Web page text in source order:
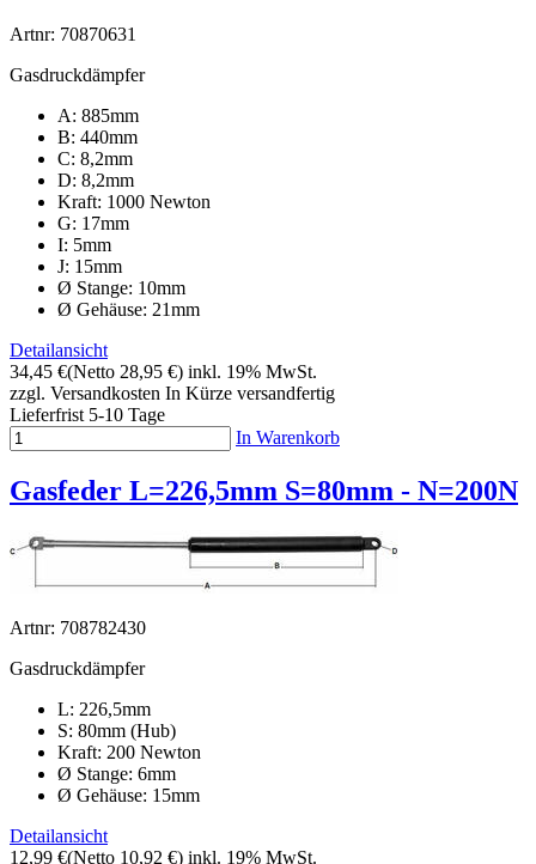
Artnr: 70870631
Gasdruckdämpfer
A: 885mm
B: 440mm
C: 8,2mm
D: 8,2mm
Kraft: 1000 Newton
G: 17mm
I: 5mm
J: 15mm
Ø Stange: 10mm
Ø Gehäuse: 21mm
Detailansicht
34,45 €(Netto 28,95 €) inkl. 19% MwSt.
zzgl. Versandkosten In Kürze versandfertig
Lieferfrist 5-10 Tage
In Warenkorb
Gasfeder L=226,5mm S=80mm - N=200N
Artnr: 708782430
Gasdruckdämpfer
L: 226,5mm
S: 80mm (Hub)
Kraft: 200 Newton
Ø Stange: 6mm
Ø Gehäuse: 15mm
Detailansicht
12,99 €(Netto 10,92 €) inkl. 19% MwSt.